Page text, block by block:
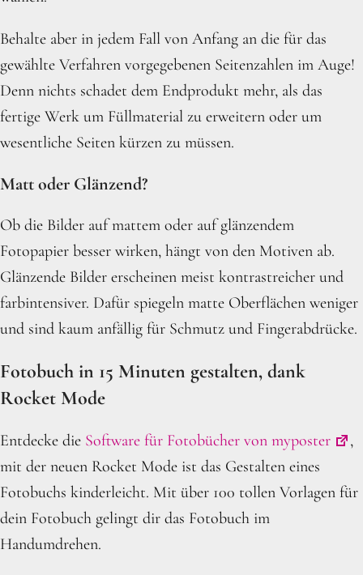
Behalte aber in jedem Fall von Anfang an die für das
gewählte Verfahren vorgegebenen Seitenzahlen im Auge!
Denn nichts schadet dem Endprodukt mehr, als das
fertige Werk um Füllmaterial zu erweitern oder um
wesentliche Seiten kürzen zu müssen.
Matt oder Glänzend?
Ob die Bilder auf mattem oder auf glänzendem
Fotopapier besser wirken, hängt von den Motiven ab.
Glänzende Bilder erscheinen meist kontrastreicher und
farbintensiver. Dafür spiegeln matte Oberflächen weniger
und sind kaum anfällig für Schmutz und Fingerabdrücke.
Fotobuch in 15 Minuten gestalten, dank
Rocket Mode
Entdecke die Software für Fotobücher von myposter
,
mit der neuen Rocket Mode ist das Gestalten eines
Fotobuchs kinderleicht. Mit über 100 tollen Vorlagen für
dein Fotobuch gelingt dir das Fotobuch im
Handumdrehen.